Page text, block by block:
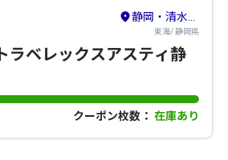
静岡・清水・島田・藤枝・焼津
東海/ 静岡県
ラベレックスアスティ静
クーポン枚数： 在庫あり